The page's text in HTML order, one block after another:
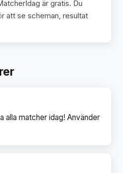
är gratis. Du
att se scheman, resultat
alla matcher idag! Använder